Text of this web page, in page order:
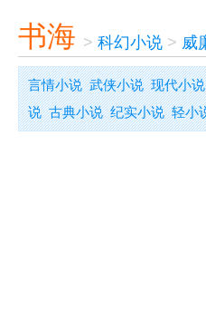
书海 > 科幻小说 > 威
言情小说 武侠小说 现代小说
说 古典小说 纪实小说 轻小